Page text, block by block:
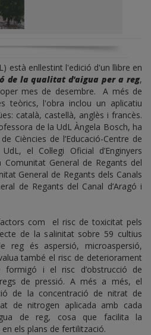
està enllestint l'edició d'un llibre en
de la qualitat d'aigua per a reg,
mes de desembre. A més de
teòrics, l'obra inclou un aplicatiu
català, castellà, anglès i francès.
de la UdL Àngela Bosch, ha
Ciències de l’Educació-Centre de
el Col·legi Oficial d’Enginyers
General de Regants del
General de Regants dels Canals
de Regants del Canal d’Aragó i
com el risc de toxicitat pels
de la salinitat sobre 59 cultius
reg és aspersió, microaspersió,
també el risc de deteriorament
formigó i el risc d’obstrucció de
de pressió. A més a més, el
de la concentració de nitrat de
de nitrogen aplicada amb cada
de reg, cosa que facilita la
els plans de fertilització.